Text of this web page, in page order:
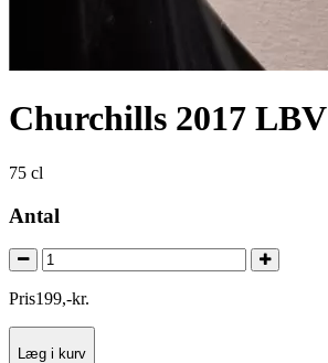
Churchills 2017 LBV
75 cl
Antal
Pris199,-kr.
Læg i kurv